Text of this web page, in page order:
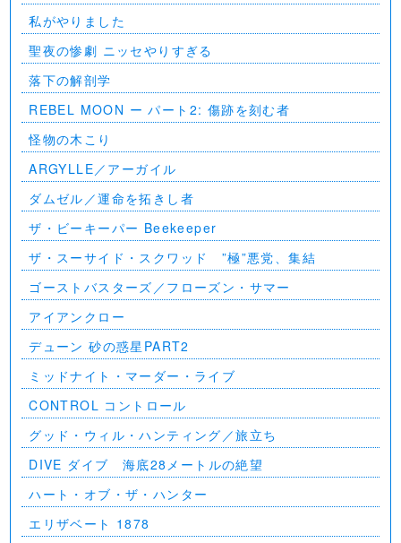
私がやりました
聖夜の惨劇 ニッセやりすぎる
落下の解剖学
REBEL MOON ー パート2: 傷跡を刻む者
怪物の木こり
ARGYLLE／アーガイル
ダムゼル／運命を拓きし者
ザ・ビーキーパー Beekeeper
ザ・スーサイド・スクワッド ”極”悪党、集結
ゴーストバスターズ／フローズン・サマー
アイアンクロー
デューン 砂の惑星PART2
ミッドナイト・マーダー・ライブ
CONTROL コントロール
グッド・ウィル・ハンティング／旅立ち
DIVE ダイブ 海底28メートルの絶望
ハート・オブ・ザ・ハンター
エリザベート 1878